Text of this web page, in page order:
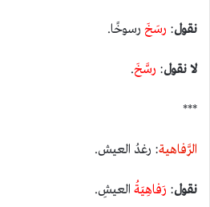
نقول: رسَخَ رسوخًا.
لا نقول: رسَّخَ.
***
الرَّفاهية: رغدُ العيش.
نقول: رَفاهِيَةُ العيشِ.